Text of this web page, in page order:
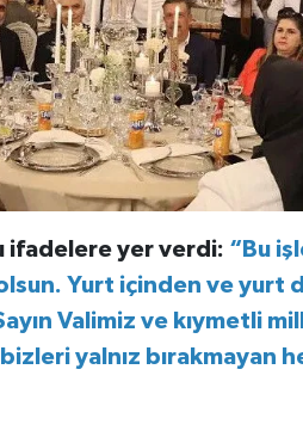
ifadelere yer verdi: “Bu
Yurt içinden ve yurt
Valimiz ve kıymetli
yalnız bırakmayan